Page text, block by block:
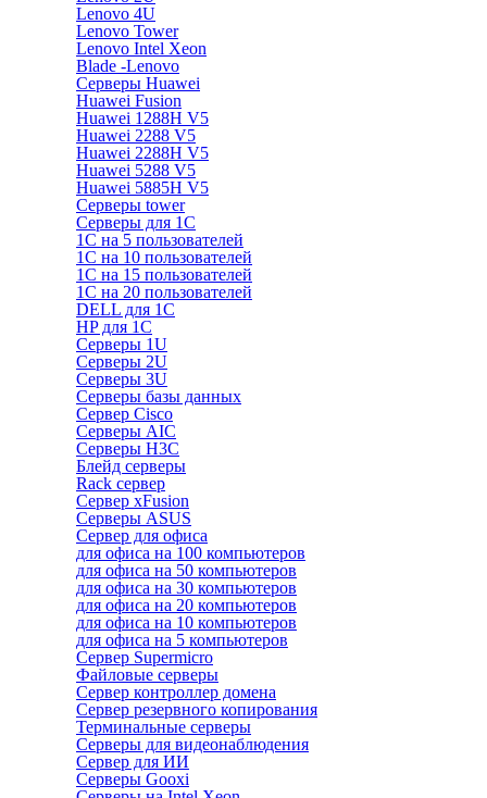
Lenovo 4U
Lenovo Tower
Lenovo Intel Xeon
Blade -Lenovo
Серверы Huawei
Huawei Fusion
Huawei 1288H V5
Huawei 2288 V5
Huawei 2288H V5
Huawei 5288 V5
Huawei 5885H V5
Серверы tower
Серверы для 1C
1С на 5 пользователей
1С на 10 пользователей
1С на 15 пользователей
1С на 20 пользователей
DELL для 1С
HP для 1С
Серверы 1U
Серверы 2U
Серверы 3U
Серверы базы данных
Сервер Cisco
Серверы AIC
Серверы H3C
Блейд серверы
Rack сервер
Сервер xFusion
Серверы ASUS
Сервер для офиса
для офиса на 100 компьютеров
для офиса на 50 компьютеров
для офиса на 30 компьютеров
для офиса на 20 компьютеров
для офиса на 10 компьютеров
для офиса на 5 компьютеров
Сервер Supermicro
Файловые серверы
Сервер контроллер домена
Сервер резервного копирования
Терминальные серверы
Серверы для видеонаблюдения
Сервер для ИИ
Серверы Gooxi